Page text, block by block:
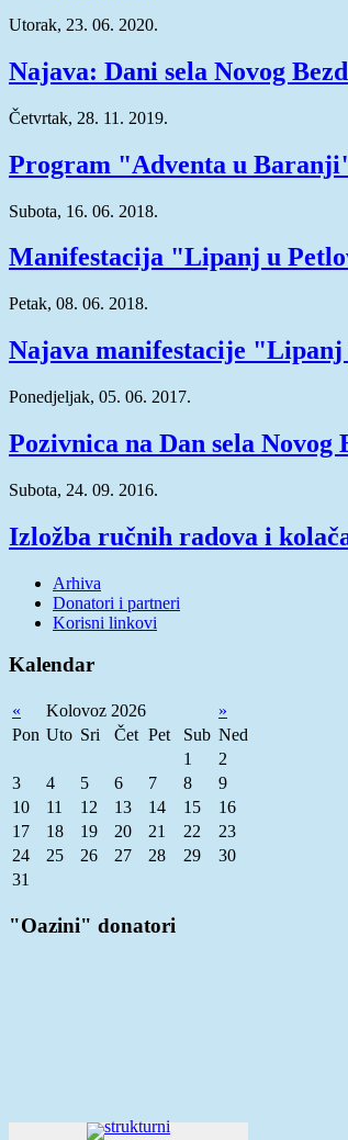
Utorak, 23. 06. 2020.
Najava: Dani sela Novog
Četvrtak, 28. 11. 2019.
Program "Adventa u
Subota, 16. 06. 2018.
Manifestacija "Lipanj u
Petak, 08. 06. 2018.
Najava manifestacije "Lipanj
Ponedjeljak, 05. 06. 2017.
Pozivnica na Dan sela Novog
Subota, 24. 09. 2016.
Izložba ručnih radova i
Arhiva
Donatori i partneri
Korisni linkovi
Kalendar
« Kolovoz 2026
»
Pon Uto Sri Čet Pet Sub Ned
1
2
3
4 5 6 7 8
9
10
11 12 13 14 15
16
17
18 19 20 21 22
23
24
25 26 27 28 29
30
31
"Oazini" donatori